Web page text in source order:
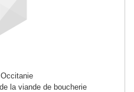
la viande de boucherie